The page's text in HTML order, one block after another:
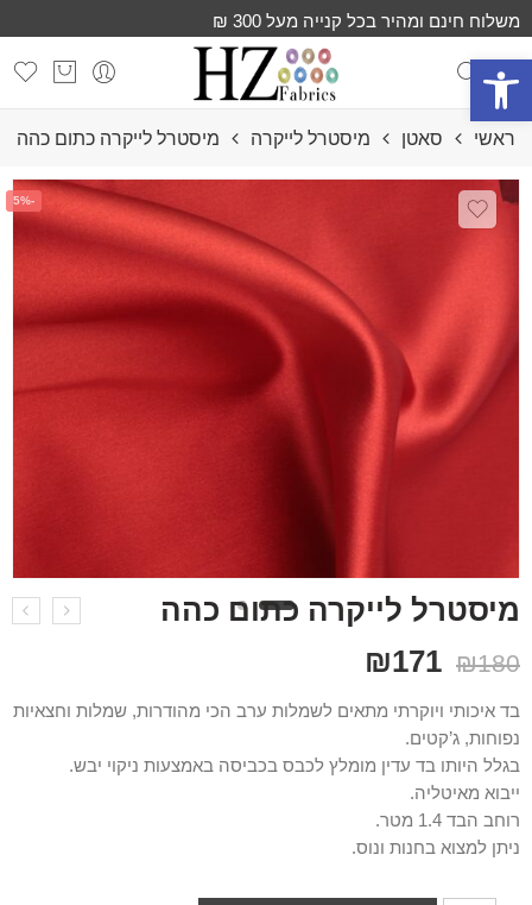
פתח סרגל נגישות
משלוח חינם ומהיר בכל קנייה מעל 300 ₪
ראשי סאטן מיסטרל לייקרה מיסטרל לייקרה כתום כהה
-5%
מיסטרל לייקרה כתום כהה
₪180
₪171
בד איכותי ויוקרתי מתאים לשמלות ערב הכי מהודרות, שמלות וחצאיות
נפוחות, ג’קטים.
בגלל היותו בד עדין מומלץ לכבס בכביסה באמצעות ניקוי יבש.
ייבוא מאיטליה.
רוחב הבד 1.4 מטר.
ניתן למצוא בחנות ונוס.